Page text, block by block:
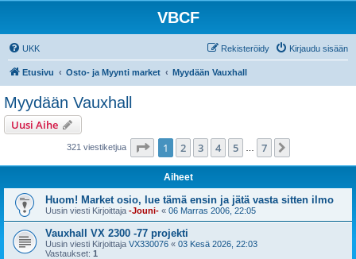
VBCF
UKK Kirjaudu sisään
Rekisteröidy
Etusivu Osto- ja Myynti market Myydään Vauxhall
Myydään Vauxhall
Uusi Aihe
321 viestiketjua Sivu /7
1 2 3 4 5 7
Aiheet
Huom! Market osio, lue tämä ensin ja jätä vasta sitten ilmo
Uusin viesti Kirjoittaja -Jouni- « 06 Marras 2006, 22:05
Vauxhall VX 2300 -77 projekti
Uusin viesti Kirjoittaja VX330076 « 03 Kesä 2026, 22:03
Vastaukset: 1